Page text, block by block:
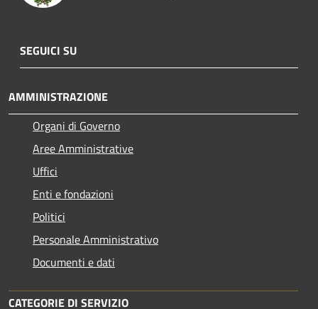
SEGUICI SU
AMMINISTRAZIONE
Organi di Governo
Aree Amministrative
Uffici
Enti e fondazioni
Politici
Personale Amministrativo
Documenti e dati
CATEGORIE DI SERVIZIO